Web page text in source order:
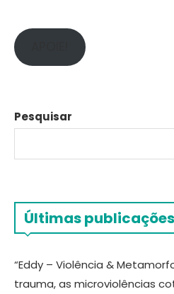
Pesquisar
Últimas publicações
“Eddy – Violência &
trauma, as microviolências